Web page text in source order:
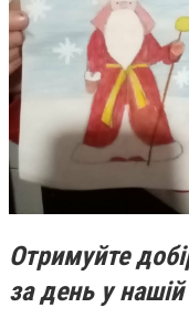
Отримуйте
за день у нашій